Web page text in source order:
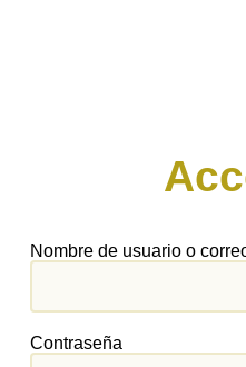
Nombre de usuario o
Contraseña